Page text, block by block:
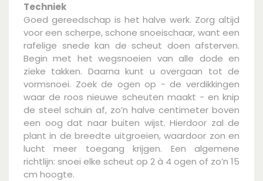
Techniek
Goed gereedschap is het halve werk. Zorg altijd
voor een scherpe, schone snoeischaar, want een
rafelige snede kan de scheut doen afsterven.
Begin met het wegsnoeien van alle dode en
zieke takken. Daarna kunt u overgaan tot de
vormsnoei. Zoek de ogen op - de verdikkingen
waar de roos nieuwe scheuten maakt - en knip
de steel schuin af, zo’n halve centimeter boven
een oog dat naar buiten wijst. Hierdoor zal de
plant in de breedte uitgroeien, waardoor zon en
lucht meer toegang krijgen. Een algemene
richtlijn: snoei elke scheut op 2 à 4 ogen of zo’n 15
cm hoogte.